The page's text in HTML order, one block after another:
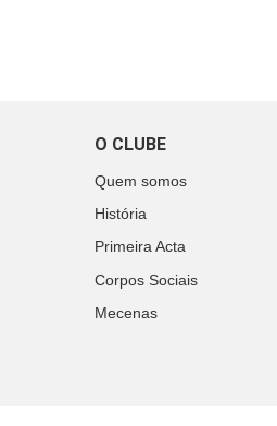
O CLUBE
Quem somos
História
Primeira Acta
Corpos Sociais
Mecenas